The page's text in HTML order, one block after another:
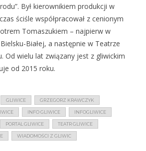
Był kierownikiem produkcji w
ściśle współpracował z cenionym
Tomaszukiem – najpierw w
Białej, a następnie w Teatrze
Od wielu lat związany jest z gliwickim
od 2015 roku.
GLIWICE GRZEGORZ KRAWCZYK
INFO GLIWICE INFOGLIWICE
PORTAL GLIWICE TEATR GLIWICE
WIADOMOŚCI Z GLIWIC